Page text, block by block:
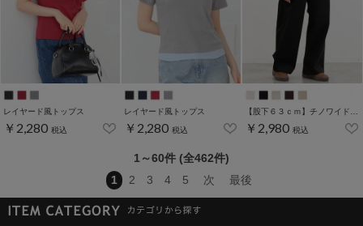
レイヤード風トップス
￥2,280 税込
レイヤード風トップス
￥2,280 税込 ￥2,980 税込
1～60件 (全462件)
1
2 3 4 5 次 最後